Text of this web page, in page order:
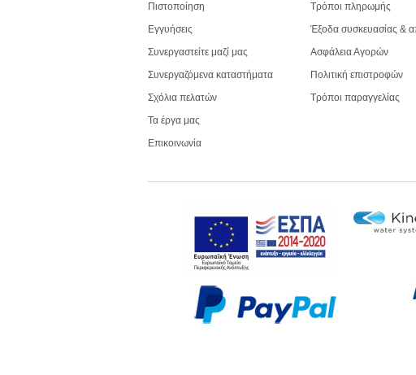
Πιστοποίηση
Εγγυήσεις
Συνεργαστείτε μαζί μας
Συνεργαζόμενα καταστήματα
Σχόλια πελατών
Τα έργα μας
Επικοινωνία
Τρόποι πληρωμής
Έξοδα συσκευασίας &
Ασφάλεια Αγορών
Πολιτική επιστροφών
Τρόποι παραγγελίας